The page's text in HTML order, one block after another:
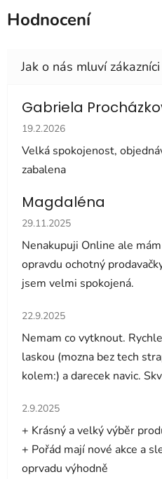
Hodnocení
Gabriela
Hodnocení obchodu je 5 z 5
19.2.2026
Velká spokojenost,
zabalena
Magdaléna
Hodnocení obchodu je 5 z 5
29.11.2025
Nenakupuji Online ale
opravdu ochotný
jsem velmi spokojená.
Hodnocení obchodu je 5 z 5
22.9.2025
Nemam co vytknout.
laskou (mozna bez tech
kolem:) a darecek navic.
Hodnocení obchodu je 5 z 5
2.9.2025
+ Krásný a velký výběr
+ Pořád mají nové akce a
oprvadu výhodně